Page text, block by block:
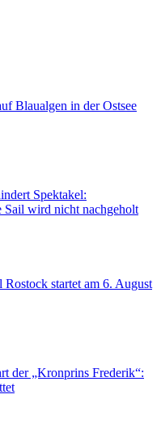
Blaualgen in der Ostsee
Spektakel:
Sail wird nicht nachgeholt
Rostock startet am 6. August
der „Kronprins Frederik“: